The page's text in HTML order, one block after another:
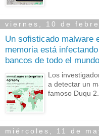
viernes, 10 de
Un sofisticado malware
memoria está
bancos de todo el mundo
Los
a detectar un
famoso Duqu
miércoles, 11 de